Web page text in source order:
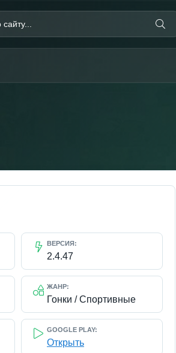
ВЕРСИЯ:
2.4.47
ЖАНР:
Гонки / Спортивные
GOOGLE PLAY:
Открыть